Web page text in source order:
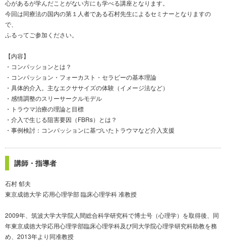
心があるが学んだことがない方にも学べる講座となります。
今回は同療法の国内の第１人者である石村先生によるセミナーとなりますの
で、
ふるってご参加ください。
【内容】
・コンパッションとは？
・コンパッション・フォーカスト・セラピーの基本理論
・具体的介入。主なエクササイズの体験（イメージ法など）
・感情調整のスリーサークルモデル
・トラウマ治療の理論と目標
・介入で生じる阻害要因（FBRs）とは？
・事例検討：コンパッションに基づいたトラウマなど介入支援
講師・指導者
石村 郁夫
東京成徳大学 応用心理学部 臨床心理学科 准教授
2009年、筑波大学大学院人間総合科学研究科で博士号（心理学）を取得後、同
年東京成徳大学応用心理学部臨床心理学科及び同大学院心理学研究科助教を務
め、2013年より同准教授